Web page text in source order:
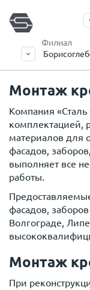
Филиал
Монтаж
Компания «Сталь
комплектацией,
материалов для
фасадов,
выполняет все
работы.
фасадов,
Волгограде,
Монтаж
При